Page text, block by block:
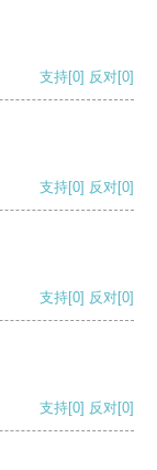
支持[0] 反对[0]
支持[0] 反对[0]
支持[0] 反对[0]
支持[0] 反对[0]